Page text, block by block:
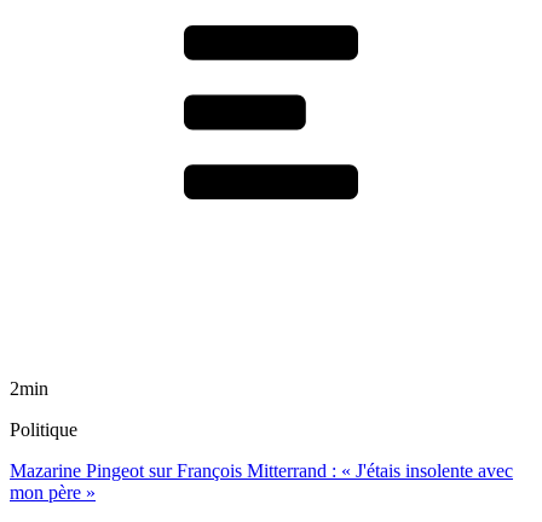
2min
Politique
Mazarine Pingeot sur François Mitterrand : « J'étais insolente avec
mon père »